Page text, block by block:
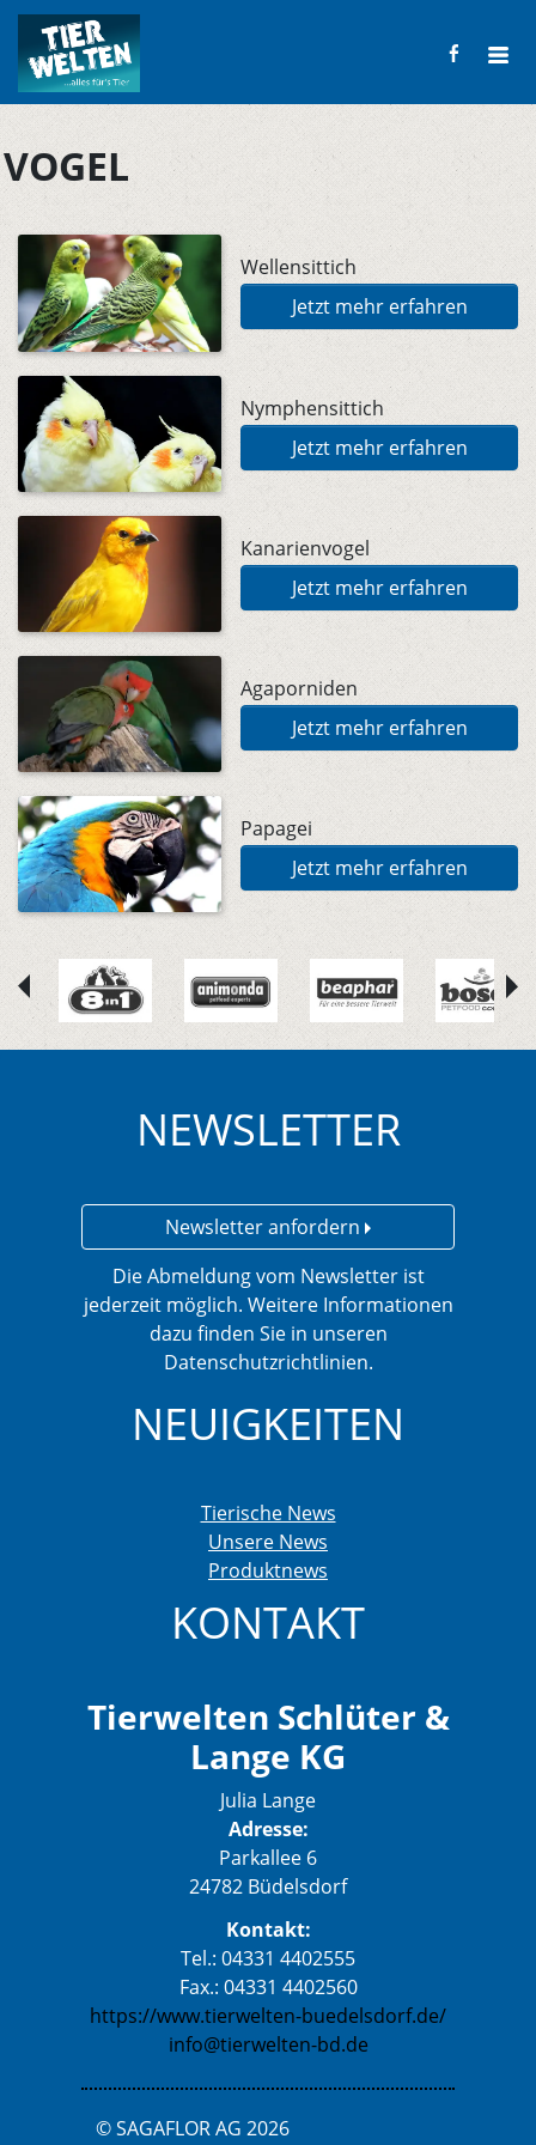
VOGEL
Wellensittich
Jetzt mehr erfahren
Nymphensittich
Jetzt mehr erfahren
Kanarienvogel
Jetzt mehr erfahren
Agaporniden
Jetzt mehr erfahren
Papagei
Jetzt mehr erfahren
NEWSLETTER
Newsletter anfordern
Die Abmeldung vom Newsletter ist
jederzeit möglich. Weitere Informationen
dazu finden Sie in unseren
Datenschutzrichtlinien.
NEUIGKEITEN
Tierische News
Unsere News
Produktnews
KONTAKT
Tierwelten Schlüter &
Lange KG
Julia Lange
Adresse:
Parkallee 6
24782 Büdelsdorf
Kontakt:
Tel.: 04331 4402555
Fax.: 04331 4402560
https://www.tierwelten-buedelsdorf.de/
info@tierwelten-bd.de
© SAGAFLOR AG 2026